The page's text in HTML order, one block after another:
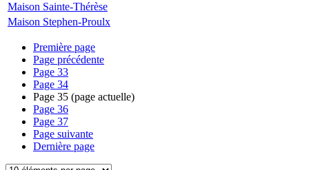
Maison Sainte-Thérèse
Maison Stephen-Proulx
Première page
Page précédente
Page 33
Page 34
Page 35 (page actuelle)
Page 36
Page 37
Page suivante
Dernière page